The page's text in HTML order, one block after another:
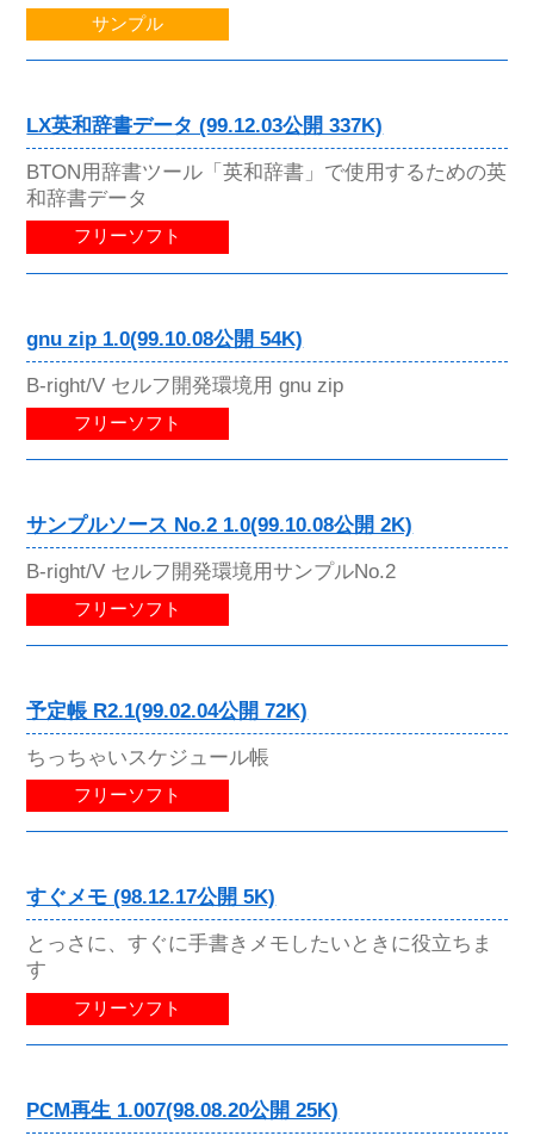
サンプル
LX英和辞書データ (99.12.03公開 337K)
BTON用辞書ツール「英和辞書」で使用するための英
和辞書データ
フリーソフト
gnu zip 1.0(99.10.08公開 54K)
B-right/V セルフ開発環境用 gnu zip
フリーソフト
サンプルソース No.2 1.0(99.10.08公開 2K)
B-right/V セルフ開発環境用サンプルNo.2
フリーソフト
予定帳 R2.1(99.02.04公開 72K)
ちっちゃいスケジュール帳
フリーソフト
すぐメモ (98.12.17公開 5K)
とっさに、すぐに手書きメモしたいときに役立ちま
す
フリーソフト
PCM再生 1.007(98.08.20公開 25K)